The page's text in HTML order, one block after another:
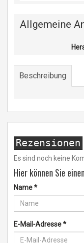
Allgemeine
Beschreibung
Rezensionen
Es sind noch keine
Hier können Sie
Name*
E-Mail-Adresse*